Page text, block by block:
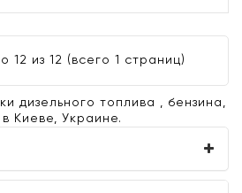
12 из 12 (всего 1 страниц)
дизельного топлива , бензина,
Киеве, Украине.